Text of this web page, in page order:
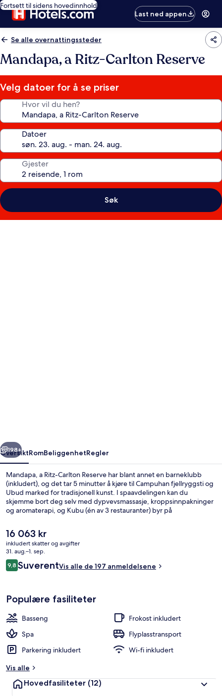
Fortsett til sidens hovedinnhold
Last ned appen
Se alle overnattingssteder
Mandapa, a Ritz-Carlton Reserve
Velg datoer for å se priser
Hvor vil du hen?
Datoer
Gjester
Søk
Neste
198+
OversiktRomBeliggenhetRegler
Mandapa, a Ritz-Carlton Reserve har blant annet en barneklubb
(inkludert), og det tar 5 minutter å kjøre til Campuhan fjellryggsti og
Ubud marked for tradisjonell kunst. I spaavdelingen kan du
skjemme bort deg selv med dypvevsmassasje, kroppsinnpakninger
og aromaterapi, og Kubu (én av 3 restauranter) byr på
dette resort-hotellet i luksuriøs stil er blant annet 2 barer/lounger, et
utendørsbasseng og en bassengbar. Mange reisende liker den
vennlige betjeningen.
Den
nåværende
prisen
er
16 063 kr
16 063 kr
inkludert skatter og avgifter
31. aug.–1. sep.
Anmeldelser
9,89,8 av 10 –
SuverentVis alle de 197 anmeldelsene
Populære fasiliteter
Basseng
Frokost inkludert
Spa
Flyplasstransport
Parkering inkludert
Wi-fi inkludert
Vis alle
Hovedfasiliteter (12)